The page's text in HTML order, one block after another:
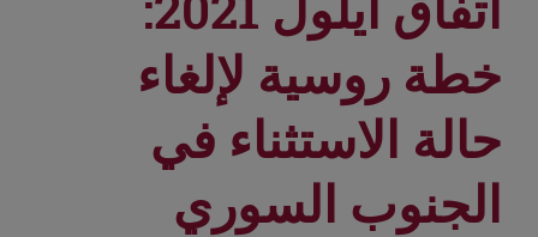
خطة روسية لإلغاء
حالة الاستثناء في
الجنوب السوري